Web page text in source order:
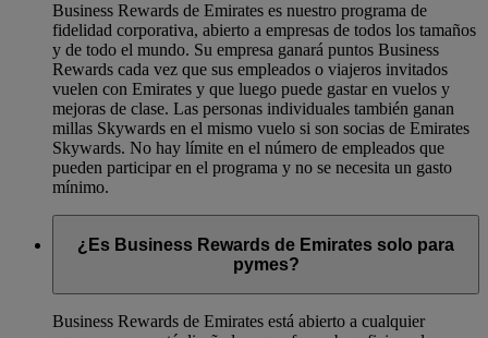
Business Rewards de Emirates es nuestro programa de
fidelidad corporativa, abierto a empresas de todos los tamaños
y de todo el mundo. Su empresa ganará puntos Business
Rewards cada vez que sus empleados o viajeros invitados
vuelen con Emirates y que luego puede gastar en vuelos y
mejoras de clase. Las personas individuales también ganan
millas Skywards en el mismo vuelo si son socias de Emirates
Skywards. No hay límite en el número de empleados que
pueden participar en el programa y no se necesita un gasto
mínimo.
¿Es Business Rewards de Emirates solo para
pymes?
Business Rewards de Emirates está abierto a cualquier